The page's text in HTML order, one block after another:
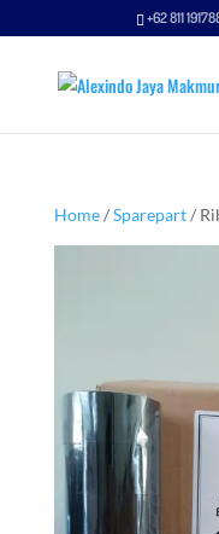
+62 811
Home/Sparepart/